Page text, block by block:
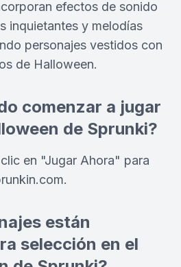
efectos de sonido
inquietantes y melodías
personajes vestidos con
de Halloween.
comenzar a jugar
de Sprunki?
en "Jugar Ahora" para
están
selección en el